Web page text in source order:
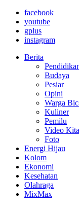
facebook
youtube
gplus
instagram
Berita
Budaya
Pesiar
Opini
Warga
Kuliner
Pemilu
Video Kita
Foto
Energi Hijau
Kolom
Ekonomi
Kesehatan
Olahraga
MixMax